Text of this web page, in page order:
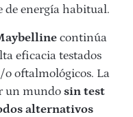
de energía habitual.
continúa
eficacia testados
oftalmológicos. La
un mundosin test
alternativos